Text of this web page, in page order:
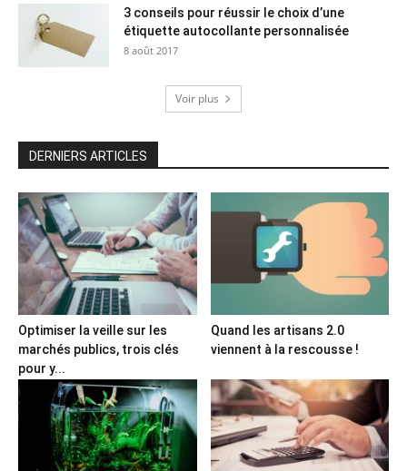
3 conseils pour réussir le choix d’une
étiquette autocollante personnalisée
8 août 2017
Voir plus
DERNIERS ARTICLES
Optimiser la veille sur les
marchés publics, trois clés
pour y...
Quand les artisans 2.0
viennent à la rescousse !